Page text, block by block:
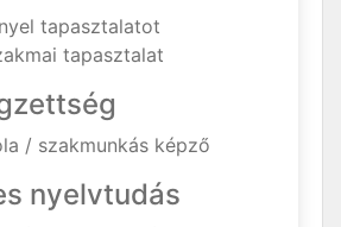
tapasztalatot
tapasztalat
/ szakmunkás képző
nyelvtudás